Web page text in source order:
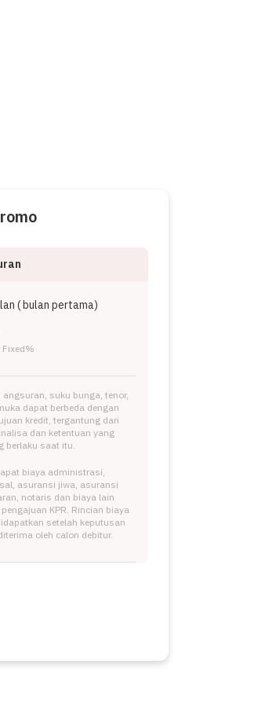
(bulan pertama)
%
angsuran, suku bunga, tenor,
dapat berbeda dengan
kredit, tergantung dari
dan ketentuan yang
berlaku saat itu.
biaya administrasi,
asuransi jiwa, asuransi
notaris dan biaya lain
KPR. Rincian biaya
setelah keputusan
oleh calon debitur.